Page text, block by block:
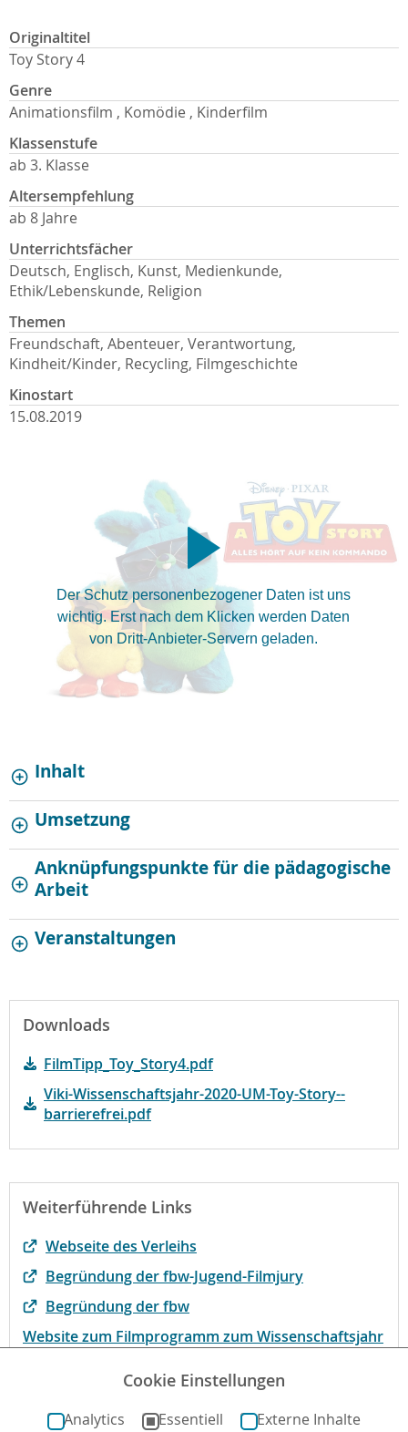
Originaltitel
Toy Story 4
Genre
Animationsfilm , Komödie , Kinderfilm
Klassenstufe
ab 3. Klasse
Altersempfehlung
ab 8 Jahre
Unterrichtsfächer
Deutsch, Englisch, Kunst, Medienkunde,
Ethik/Lebenskunde, Religion
Themen
Freundschaft, Abenteuer, Verantwortung,
Kindheit/Kinder, Recycling, Filmgeschichte
Kinostart
15.08.2019
Der Schutz personenbezogener Daten ist uns
wichtig. Erst nach dem Klicken werden Daten
von Dritt-Anbieter-Servern geladen.
Inhalt
Umsetzung
Anknüpfungspunkte für die pädagogische
Arbeit
Veranstaltungen
Downloads
FilmTipp_Toy_Story4.pdf
Viki-Wissenschaftsjahr-2020-UM-Toy-Story--
barrierefrei.pdf
Weiterführende Links
Webseite des Verleihs
Begründung der fbw-Jugend-Filmjury
Begründung der fbw
Website zum Filmprogramm zum Wissenschaftsjahr
OriginaldrehbuchCookie Einstellungen
Analytics Essentiell Externe Inhalte